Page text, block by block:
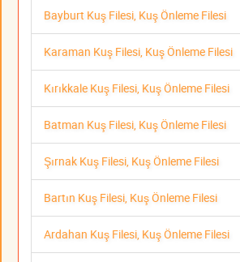
Bayburt Kuş Filesi, Kuş Önleme Filesi
Karaman Kuş Filesi, Kuş Önleme Filesi
Kırıkkale Kuş Filesi, Kuş Önleme Filesi
Batman Kuş Filesi, Kuş Önleme Filesi
Şırnak Kuş Filesi, Kuş Önleme Filesi
Bartın Kuş Filesi, Kuş Önleme Filesi
Ardahan Kuş Filesi, Kuş Önleme Filesi